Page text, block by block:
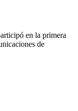
en la primera
de